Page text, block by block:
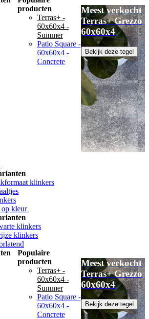
producten
Terras+ -
60x60x4 -
Summer
Patio Square -
60x60x4 -
Concrete
Meest verkocht
Terras+ Grezzo
60x60x4
Bekijk deze tegel
klinkers
kleur
klinkers
klinkers
Populaire
producten
Terras+ -
60x60x4 -
Summer
Patio Square -
60x60x4 -
Concrete
Meest verkocht
Terras+ Grezzo
60x60x4
Bekijk deze tegel